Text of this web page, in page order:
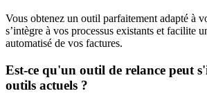
Vous obtenez un outil parfaitement adapté à
s’intègre à vos processus existants et facilite
automatisé de vos factures.
Est-ce qu'un outil de relance peut
outils actuels ?